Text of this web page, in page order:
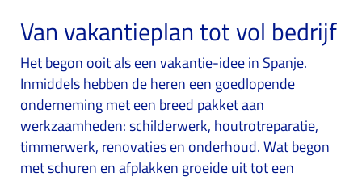
Van vakantieplan tot vol bedrijf
Het begon ooit als een vakantie-idee in Spanje.
Inmiddels hebben de heren een goedlopende
onderneming met een breed pakket aan
werkzaamheden: schilderwerk, houtrotreparatie,
timmerwerk, renovaties en onderhoud. Wat begon
met schuren en afplakken groeide uit tot een